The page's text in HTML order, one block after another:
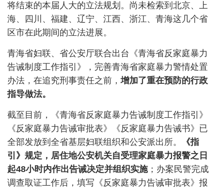
将结束的本届人大的立法规划。尚未检索到北京、上
海、四川、福建、辽宁、江西、浙江、青海这几个省
区市在此期间的立法进展。
青海省妇联、省公安厅联合出台《青海省反家庭暴力
告诫制度工作指引》，完善青海省家庭暴力警情处置
办法，在追究刑事责任之前，增加了重在预防的行政
指导做法。
截至目前，《青海省反家庭暴力告诫制度工作指引》
《反家庭暴力告诫审批表》《反家庭暴力告诫书》已
全部发放到全省基层妇联组织和公安派出所。
《指
引》规定，居住地公安机关自受理家庭暴力报警之日
起48小时内作出告诫决定并组织实施；办案民警完成
调查取证工作后，填写《反家庭暴力告诫审批表》报